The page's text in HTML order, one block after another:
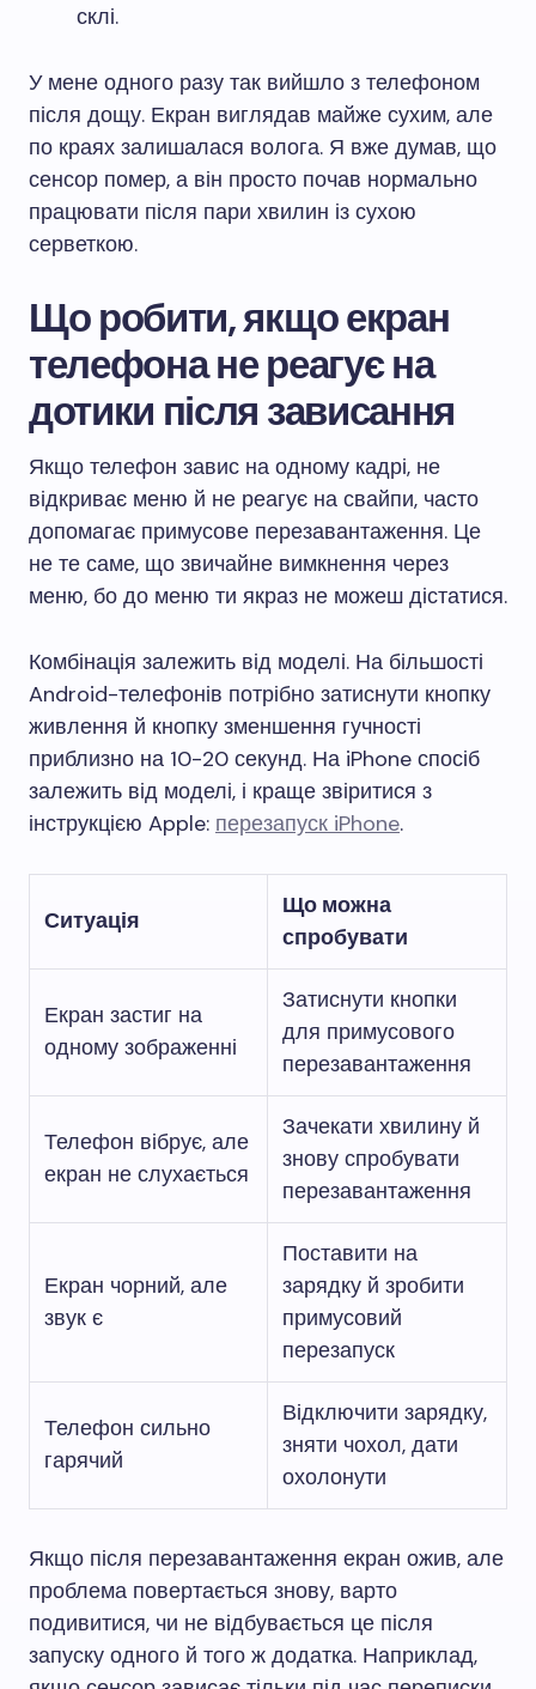
склі.
У мене одного разу так вийшло з телефоном
після дощу. Екран виглядав майже сухим, але
по краях залишалася волога. Я вже думав, що
сенсор помер, а він просто почав нормально
працювати після пари хвилин із сухою
серветкою.
Що робити, якщо екран
телефона не реагує на
дотики після зависання
Якщо телефон завис на одному кадрі, не
відкриває меню й не реагує на свайпи, часто
допомагає примусове перезавантаження. Це
не те саме, що звичайне вимкнення через
меню, бо до меню ти якраз не можеш дістатися.
Комбінація залежить від моделі. На більшості
Android-телефонів потрібно затиснути кнопку
живлення й кнопку зменшення гучності
приблизно на 10-20 секунд. На iPhone спосіб
залежить від моделі, і краще звіритися з
інструкцією Apple: перезапуск iPhone.
Ситуація
Що можна
спробувати
Екран застиг на
одному зображенні
Затиснути кнопки
для примусового
перезавантаження
Телефон вібрує, але
екран не слухається
Зачекати хвилину й
знову спробувати
перезавантаження
Екран чорний, але
звук є
Поставити на
зарядку й зробити
примусовий
перезапуск
Телефон сильно
гарячий
Відключити зарядку,
зняти чохол, дати
охолонути
Якщо після перезавантаження екран ожив, але
проблема повертається знову, варто
подивитися, чи не відбувається це після
запуску одного й того ж додатка. Наприклад,